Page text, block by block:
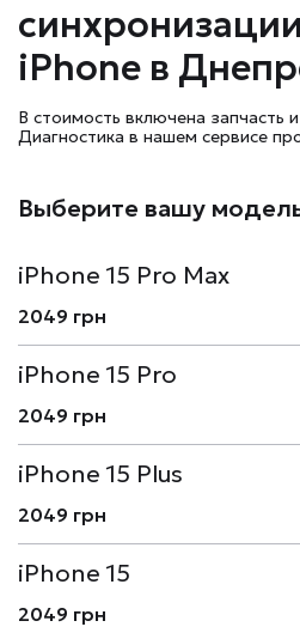
iPhone в
В стоимость включена запчасть
Диагностика в нашем сервисе
Выберите вашу
iPhone 15 Pro Max
2049 грн
iPhone 15 Pro
2049 грн
iPhone 15 Plus
2049 грн
iPhone 15
2049 грн